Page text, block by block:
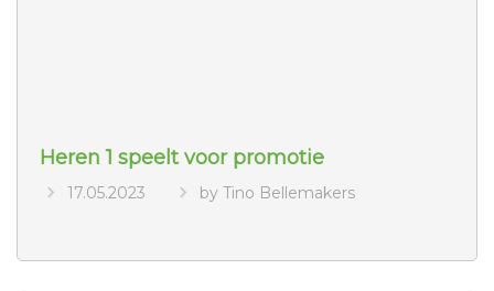
Heren 1 speelt voor promotie
17.05.2023 by Tino Bellemakers